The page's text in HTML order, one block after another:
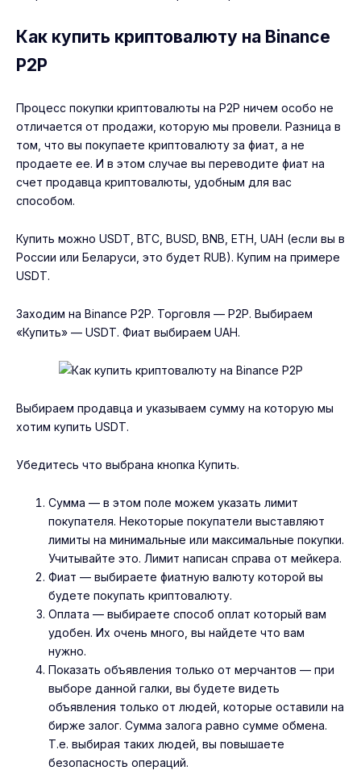
Как купить криптовалюту на Binance
P2P
Процесс покупки криптовалюты на P2P ничем особо не
отличается от продажи, которую мы провели. Разница в
том, что вы покупаете криптовалюту за фиат, а не
продаете ее. И в этом случае вы переводите фиат на
счет продавца криптовалюты, удобным для вас
способом.
Купить можно USDT, BTC, BUSD, BNB, ETH, UAH (если вы в
России или Беларуси, это будет RUB). Купим на примере
USDT.
Заходим на Binance P2P. Торговля — P2P. Выбираем
«Купить» — USDT. Фиат выбираем UAH.
Выбираем продавца и указываем сумму на которую мы
хотим купить USDT.
Убедитесь что выбрана кнопка Купить.
Сумма — в этом поле можем указать лимит
покупателя. Некоторые покупатели выставляют
лимиты на минимальные или максимальные покупки.
Учитывайте это. Лимит написан справа от мейкера.
Фиат — выбираете фиатную валюту которой вы
будете покупать криптовалюту.
Оплата — выбираете способ оплат который вам
удобен. Их очень много, вы найдете что вам
нужно.
Показать объявления только от мерчантов — при
выборе данной галки, вы будете видеть
объявления только от людей, которые оставили на
бирже залог. Сумма залога равно сумме обмена.
Т.е. выбирая таких людей, вы повышаете
безопасность операций.